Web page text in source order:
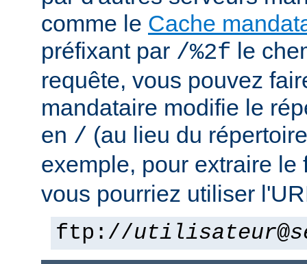
comme le Cache
préfixant par /%2f le
requête, vous pouvez
mandataire modifie le
en / (au lieu du
exemple, pour extraire
vous pourriez utiliser
ftp://utilisateur@